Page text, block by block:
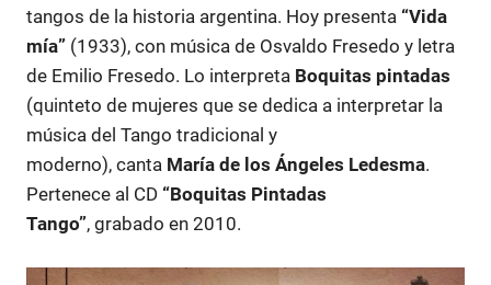
tangos de la historia argentina. Hoy presenta “Vida
mía” (1933), con música de Osvaldo Fresedo y letra
de Emilio Fresedo. Lo interpreta Boquitas pintadas
(quinteto de mujeres que se dedica a interpretar la
música del Tango tradicional y
moderno), canta María de los Ángeles Ledesma.
Pertenece al CD “Boquitas Pintadas
Tango”, grabado en 2010.